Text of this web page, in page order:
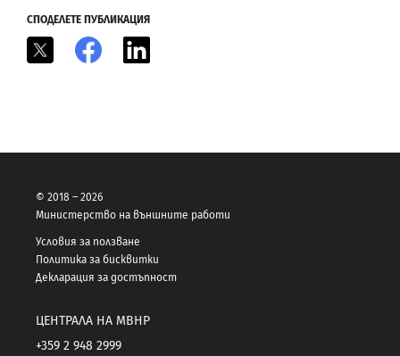
СПОДЕЛЕТЕ ПУБЛИКАЦИЯ
Facebook
© 2018 – 2026
Министерство на външните работи
Условия за ползване
Политика за бисквитки
Декларация за достъпност
ЦЕНТРАЛА НА МВНР
+359 2 948 2999